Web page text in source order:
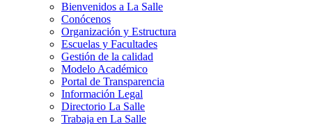
Bienvenidos a La Salle
Conócenos
Organización y Estructura
Escuelas y Facultades
Gestión de la calidad
Modelo Académico
Portal de Transparencia
Información Legal
Directorio La Salle
Trabaja en La Salle